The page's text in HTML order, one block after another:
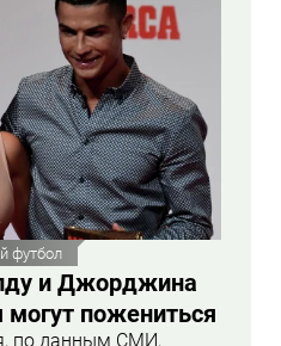
футбол
и Джорджина
могут пожениться
по данным СМИ,